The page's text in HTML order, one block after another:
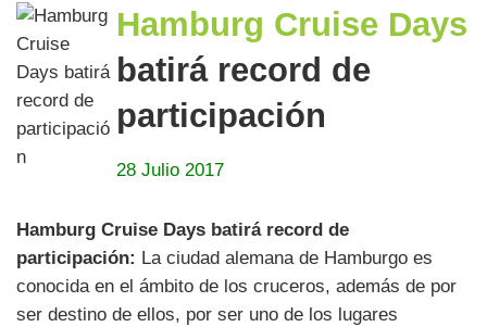
Hamburg Cruise Days
batirá record de
participación
28 Julio 2017
Hamburg Cruise Days batirá record de
participación: La ciudad alemana de Hamburgo es
conocida en el ámbito de los cruceros, además de por
ser destino de ellos, por ser uno de los lugares